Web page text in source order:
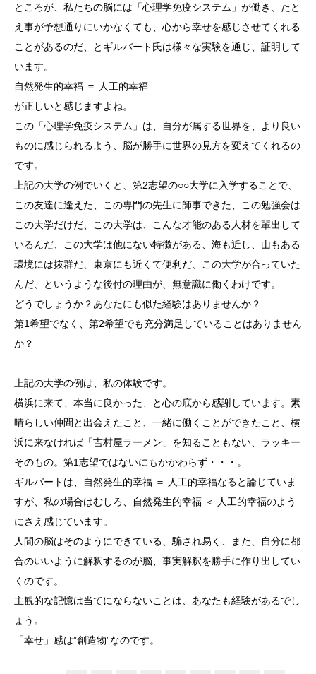
ところが、私たちの脳には「心理学免疫システム」が働き、たと
え事が予想通りにいかなくても、心から幸せを感じさせてくれる
ことがあるのだ、とギルバート氏は様々な実験を通じ、証明して
います。
自然発生的幸福 ＝ 人工的幸福
が正しいと感じますよね。
この「心理学免疫システム」は、自分が属する世界を、より良い
ものに感じられるよう、脳が勝手に世界の見方を変えてくれるの
です。
上記の大学の例でいくと、第2志望の○○大学に入学することで、
この友達に逢えた、この専門の先生に師事できた、この勉強会は
この大学だけだ、この大学は、こんな才能のある人材を輩出して
いるんだ、この大学は他にない特徴がある、海も近し、山もある
環境には抜群だ、東京にも近くて便利だ、この大学が合っていた
んだ、というような後付の理由が、無意識に働くわけです。
どうでしょうか？あなたにも似た経験はありませんか？
第1希望でなく、第2希望でも充分満足していることはありません
か？
上記の大学の例は、私の体験です。
横浜に来て、本当に良かった、と心の底から感謝しています。素
晴らしい仲間と出会えたこと、一緒に働くことができたこと、横
浜に来なければ「吉村屋ラーメン」を知ることもない、ラッキー
そのもの。第1志望ではないにもかかわらず・・・。
ギルバートは、自然発生的幸福 ＝ 人工的幸福なると論じていま
すが、私の場合はむしろ、自然発生的幸福 ＜ 人工的幸福のよう
にさえ感じています。
人間の脳はそのようにできている、騙され易く、また、自分に都
合のいいように解釈するのが脳、事実解釈を勝手に作り出してい
くのです。
主観的な記憶は当てにならないことは、あなたも経験があるでし
ょう。
「幸せ」感は”創造物”なのです。